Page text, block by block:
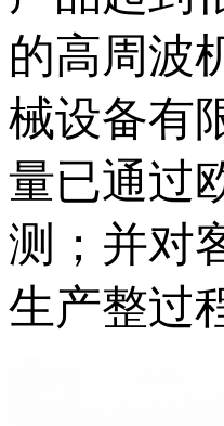
的高周波
械设备有
量已通过
测；并对
生产整过